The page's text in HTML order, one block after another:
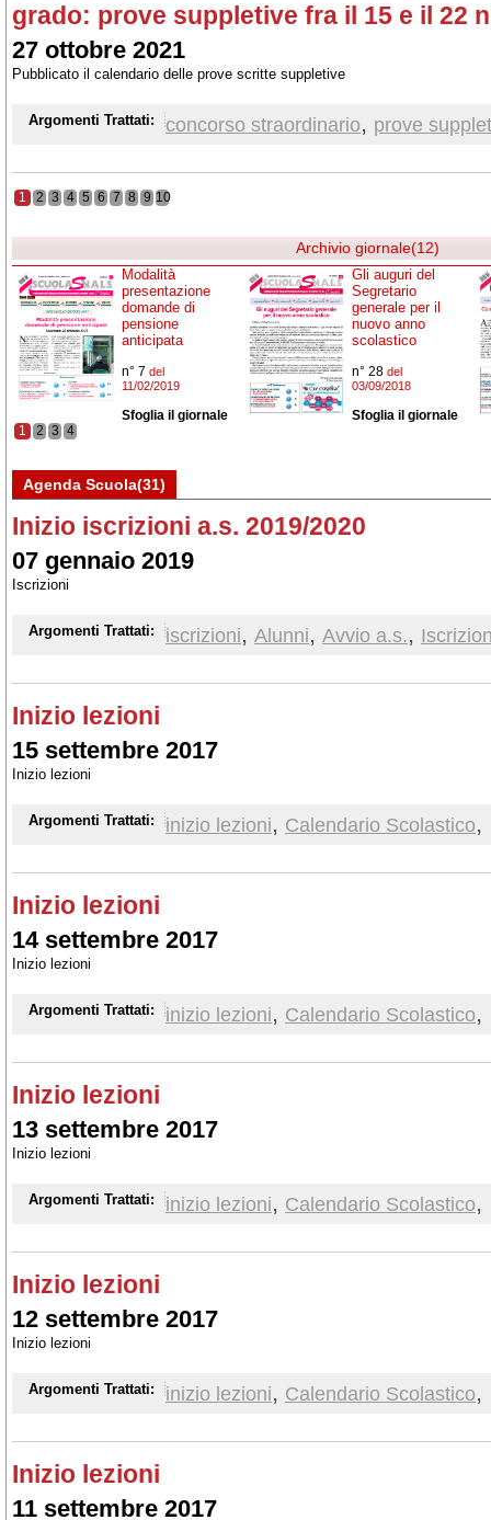
grado: prove suppletive fra il 15 e il 22
27 ottobre 2021
Pubblicato il calendario delle prove scritte suppletive
Argomenti Trattati: concorso straordinario, prove
1 2 3 4 5 6 7 8 9 10
Archivio giornale(12)
Modalità
presentazione
domande di
pensione
anticipata
n° 7 del
11/02/2019
Sfoglia il giornale
Gli auguri del
Segretario
generale per il
nuovo anno
scolastico
n° 28 del
03/09/2018
Sfoglia il giornale
1
2 3 4
Agenda Scuola(31)
Inizio iscrizioni a.s. 2019/2020
07 gennaio 2019
Iscrizioni
Argomenti Trattati: iscrizioni, Alunni, Avvio a.s.,
Inizio lezioni
15 settembre 2017
Inizio lezioni
Argomenti Trattati: inizio lezioni, Calendario Scolastico,
Inizio lezioni
14 settembre 2017
Inizio lezioni
Argomenti Trattati: inizio lezioni, Calendario Scolastico,
Inizio lezioni
13 settembre 2017
Inizio lezioni
Argomenti Trattati: inizio lezioni, Calendario Scolastico,
Inizio lezioni
12 settembre 2017
Inizio lezioni
Argomenti Trattati: inizio lezioni, Calendario Scolastico,
Inizio lezioni
11 settembre 2017